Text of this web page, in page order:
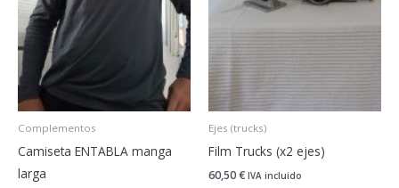
Complementos
Camiseta ENTABLA manga
larga
Ejes (trucks)
Film Trucks (x2 ejes)
60,50€ IVA incluido